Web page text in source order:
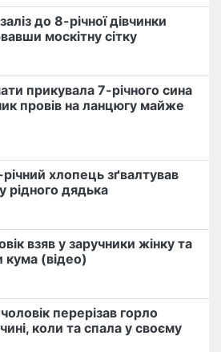
до 8-річної дівчинки
москітну сітку
прикувала 7-річного сина
провів на ланцюгу майже
хлопець​ ️зґвалтував
рідного дядька
взяв у заручники жінку та
кума (відео)
перерізав горло
коли та спала у своєму